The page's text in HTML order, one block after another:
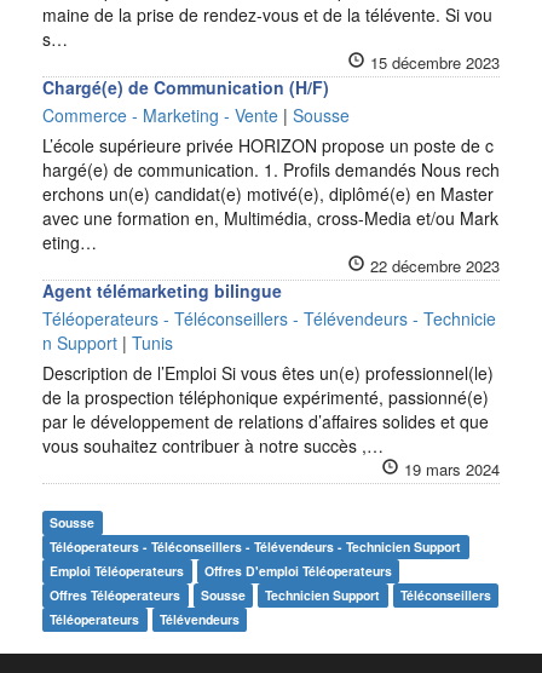
maine de la prise de rendez-vous et de la télévente. Si vou
s…
15 décembre 2023
Chargé(e) de Communication (H/F)
Commerce - Marketing - Vente | Sousse
L’école supérieure privée HORIZON propose un poste de c
hargé(e) de communication. 1. Profils demandés Nous rech
erchons un(e) candidat(e) motivé(e), diplômé(e) en Master
avec une formation en, Multimédia, cross-Media et/ou Mark
eting…
22 décembre 2023
Agent télémarketing bilingue
Téléoperateurs - Téléconseillers - Télévendeurs - Technicie
n Support | Tunis
Description de l’Emploi Si vous êtes un(e) professionnel(le)
de la prospection téléphonique expérimenté, passionné(e)
par le développement de relations d’affaires solides et que
vous souhaitez contribuer à notre succès ,…
19 mars 2024
Sousse
Téléoperateurs - Téléconseillers - Télévendeurs - Technicien Support
Emploi Téléoperateurs
Offres D'emploi Téléoperateurs
Offres Téléoperateurs
Sousse Technicien Support
Téléconseillers
Téléoperateurs
Télévendeurs